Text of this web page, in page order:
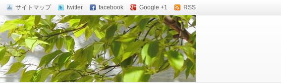
サイトマップ twitter facebook Google +1 RSS